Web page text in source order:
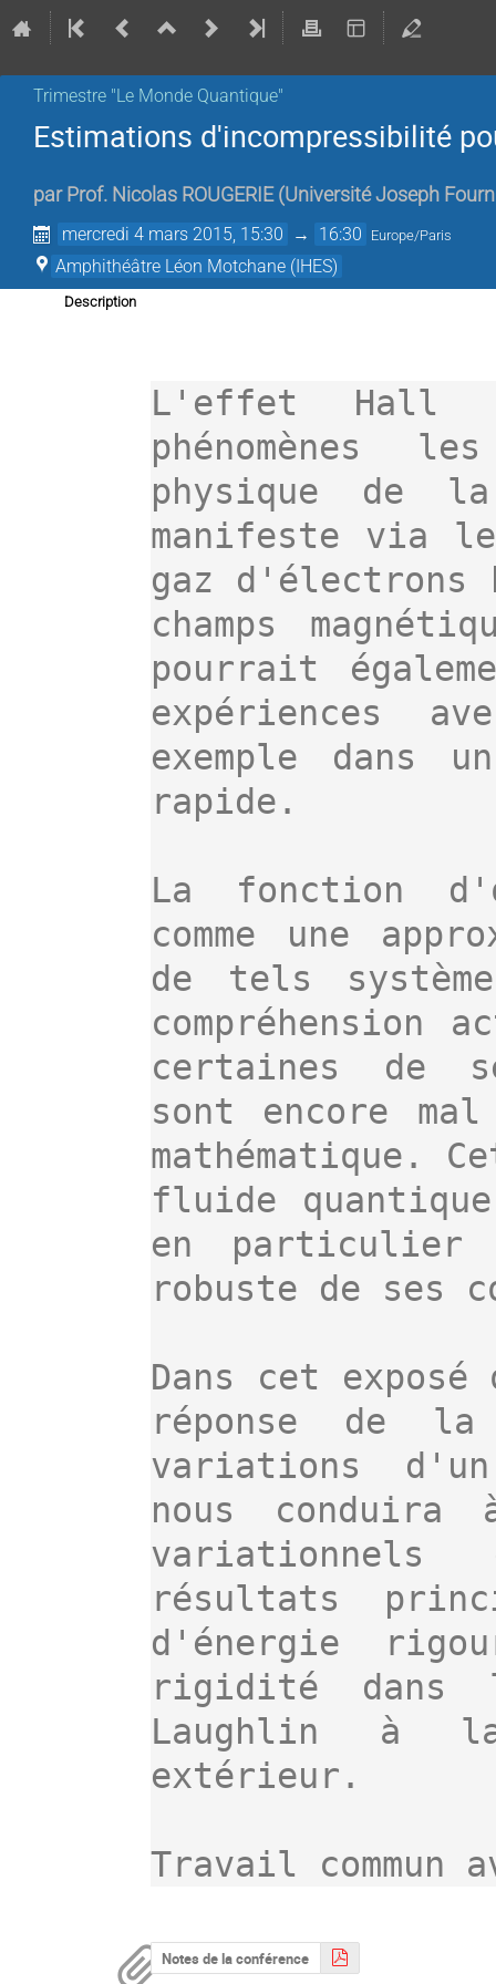
Trimestre "Le Monde Quantique"
Estimations d'incompressibilité
par Prof. Nicolas ROUGERIE (Université Joseph
mercredi 4 mars 2015, 15:30 → 16:30 Europe/Paris
Amphithéâtre Léon Motchane (IHES)
Description
L'effet Hall
phénomènes
physique de
manifeste via
gaz d'électrons
champs
pourrait
expériences
exemple dans
rapide.
La fonction
comme une
de tels
compréhension
certaines de
sont encore
mathématique.
fluide
en particulier
robuste de ses
Dans cet
réponse de
variations
nous conduira
variationnels
résultats
d'énergie
rigidité dans
Laughlin à
extérieur.
Notes de la conférence